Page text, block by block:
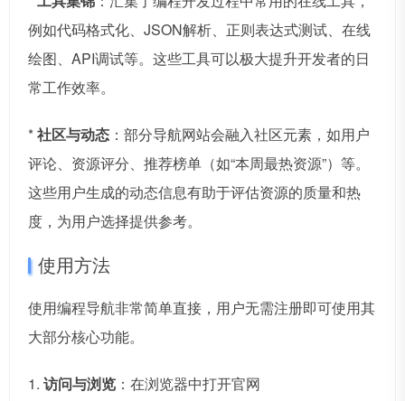
例如代码格式化、JSON解析、正则表达式测试、在线
绘图、API调试等。这些工具可以极大提升开发者的日
常工作效率。
*社区与动态 ：部分导航网站会融入社区元素，如用户
评论、资源评分、推荐榜单（如“本周最热资源”）等。
这些用户生成的动态信息有助于评估资源的质量和热
度，为用户选择提供参考。
使用方法
使用编程导航非常简单直接，用户无需注册即可使用其
大部分核心功能。
1. 访问与浏览 ：在浏览器中打开官网